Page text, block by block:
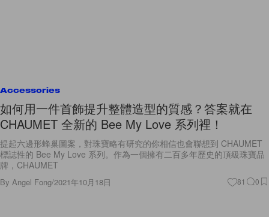
Accessories
如何用一件首飾提升整體造型的質感？答案就在
CHAUMET 全新的 Bee My Love 系列裡！
提起六邊形蜂巢圖案，對珠寶略有研究的你相信也會聯想到 CHAUMET
標誌性的 Bee My Love 系列。作為一個擁有二百多年歷史的頂級珠寶品
牌，CHAUMET
By Angel Fong/2021年10月18日 81 0